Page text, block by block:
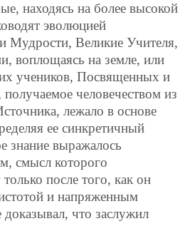
находясь на более высокой
эволюцией
Мудрости, Великие Учителя,
воплощаясь на земле, или
учеников, Посвященных и
человечеством из
лежало в основе
ее синкретичный
знание выражалось
смысл которого
после того, как он
и напряженным
что заслужил